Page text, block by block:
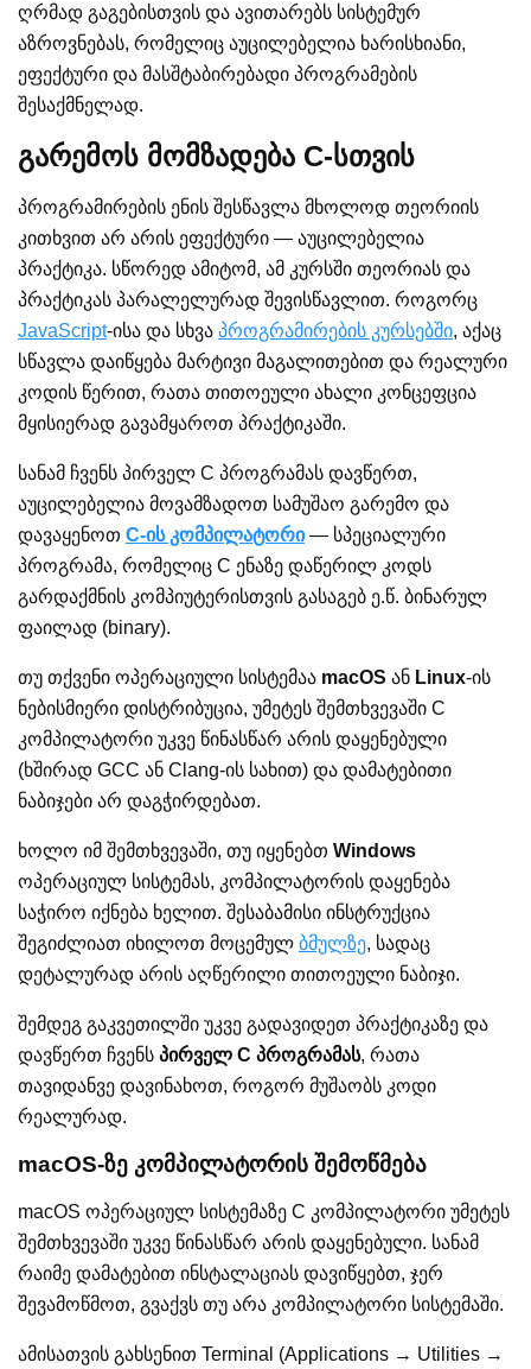
ღრმად გაგებისთვის და ავითარებს სისტემურ
აზროვნებას, რომელიც აუცილებელია ხარისხიანი,
ეფექტური და მასშტაბირებადი პროგრამების
შესაქმნელად.
გარემოს მომზადება C-სთვის
პროგრამირების ენის შესწავლა მხოლოდ თეორიის
კითხვით არ არის ეფექტური — აუცილებელია
პრაქტიკა. სწორედ ამიტომ, ამ კურსში თეორიას და
პრაქტიკას პარალელურად შევისწავლით. როგორც
JavaScript-ისა და სხვა პროგრამირების კურსებში, აქაც
სწავლა დაიწყება მარტივი მაგალითებით და რეალური
კოდის წერით, რათა თითოეული ახალი კონცეფცია
მყისიერად გავამყაროთ პრაქტიკაში.
სანამ ჩვენს პირველ C პროგრამას დავწერთ,
აუცილებელია მოვამზადოთ სამუშაო გარემო და
დავაყენოთ C-ის კომპილატორი— სპეციალური
პროგრამა, რომელიც C ენაზე დაწერილ კოდს
გარდაქმნის კომპიუტერისთვის გასაგებ ე.წ. ბინარულ
ფაილად (binary).
თუ თქვენი ოპერაციული სისტემაა macOS ან Linux-ის
ნებისმიერი დისტრიბუცია, უმეტეს შემთხვევაში C
კომპილატორი უკვე წინასწარ არის დაყენებული
(ხშირად GCC ან Clang-ის სახით) და დამატებითი
ნაბიჯები არ დაგჭირდებათ.
ხოლო იმ შემთხვევაში, თუ იყენებთ Windows
ოპერაციულ სისტემას, კომპილატორის დაყენება
საჭირო იქნება ხელით. შესაბამისი ინსტრუქცია
შეგიძლიათ იხილოთ მოცემულ ბმულზე, სადაც
დეტალურად არის აღწერილი თითოეული ნაბიჯი.
შემდეგ გაკვეთილში უკვე გადავიდეთ პრაქტიკაზე და
დავწერთ ჩვენს პირველ C პროგრამას, რათა
თავიდანვე დავინახოთ, როგორ მუშაობს კოდი
რეალურად.
macOS-ზე კომპილატორის შემოწმება
macOS ოპერაციულ სისტემაზე C კომპილატორი უმეტეს
შემთხვევაში უკვე წინასწარ არის დაყენებული. სანამ
რაიმე დამატებით ინსტალაციას დავიწყებთ, ჯერ
შევამოწმოთ, გვაქვს თუ არა კომპილატორი სისტემაში.
ამისათვის გახსენით Terminal (Applications → Utilities →